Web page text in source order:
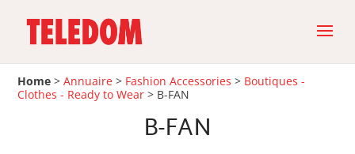
Home >Annuaire > Fashion Accessories > Boutiques -
Clothes - Ready to Wear > B-FAN
B-FAN